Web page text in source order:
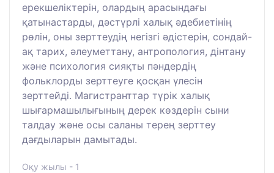
ерекшеліктерін, олардың арасындағы
қатынастарды, дәстүрлі халық әдебиетінің
рөлін, оны зерттеудің негізгі әдістерін, сондай-
ақ тарих, әлеуметтану, антропология, дінтану
және психология сияқты пәндердің
фольклорды зерттеуге қосқан үлесін
зерттейді. Магистранттар түрік халық
шығармашылығының дерек көздерін сыни
талдау және осы саланы терең зерттеу
дағдыларын дамытады.
Оқу жылы - 1